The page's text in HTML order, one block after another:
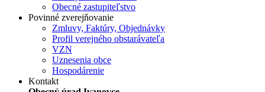
Obecné zastupiteľstvo
Povinné zverejňovanie
Zmluvy, Faktúry, Objednávky
Profil verejného obstarávateľa
VZN
Uznesenia obce
Hospodárenie
Kontakt